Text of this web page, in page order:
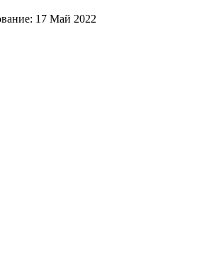
17 Май 2022